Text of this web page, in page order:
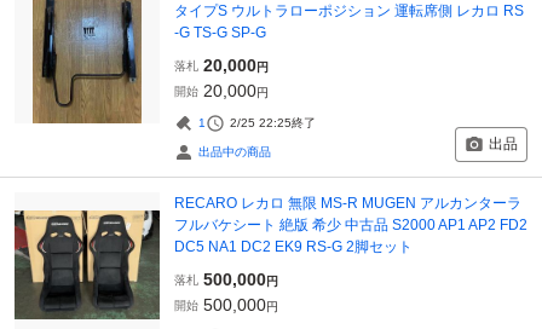
タイプS ウルトラローポジション 運転席側 レカロ RS
-G TS-G SP-G
落札 20,000円
開始 20,000円
1 2/25 22:25終了
出品中の商品 出品
RECARO レカロ 無限 MS-R MUGEN アルカンターラ
フルバケシート 絶版 希少 中古品 S2000 AP1 AP2 FD2
DC5 NA1 DC2 EK9 RS-G 2脚セット
落札 500,000円
開始 500,000円